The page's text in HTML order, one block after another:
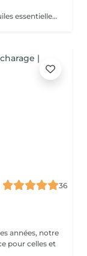
Divers massages d' « Aromathérapie » aux Huiles essentielles (pour le corps) Ces massages apportent un soulagement immédiat à la tension musculaire, améliorent la circulation sanguine et lymphatique, augmente ses défenses Immunitaires. .Massage détente relax, "Plaisir" .Massage relaxation "Cocoon" .Massage amincissement drainage "Détox" .Massage pour les "douleurs articulaires" (dos-épaules-genoux) .Massage "Réflexe" : soulage courbatures, tendinites et autres douleurs articulaires et musculaires. Conseillé pour les sportifs ! .Massage "Tonic" pour la fatigue nerveuse, l'épuisement, le surmenage, le stress, la déprime, Besoin de Peps, et d'énergie, baisse de libido (tonique générale) ; Système immunitaire affaibli, rhume, antivirale, bronchite, nez bouché, sinusite, Arthrose, hyperthyroidie, fatigue des glandes surrénales... Ce massage est conseillé pour les périodes hivernales !
36
années, notre
pour celles et